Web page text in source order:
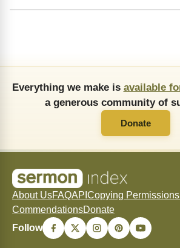
Everything we make is available
a generous community of
Donate
About UsFAQAPI Copying Permissions
CommendationsDonate
Follow